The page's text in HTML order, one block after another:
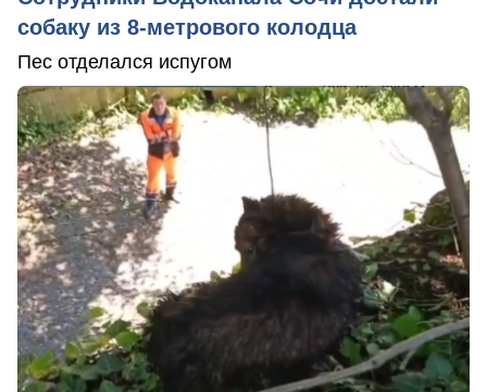
собаку из 8-метрового колодца
Пес отделался испугом